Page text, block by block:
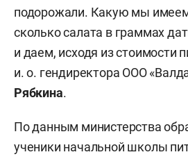
подорожали. Какую мы
сколько салата в граммах
и даем, исходя из стоимости
и. о. гендиректора ООО
Рябкина.
По данным министерства
ученики начальной школы